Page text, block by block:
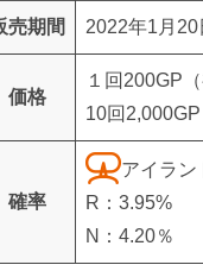
売期間 2022年1月
価格
１回200GP
10回2,000GP
確率
アイラン
R：3.95%
N：4.20％